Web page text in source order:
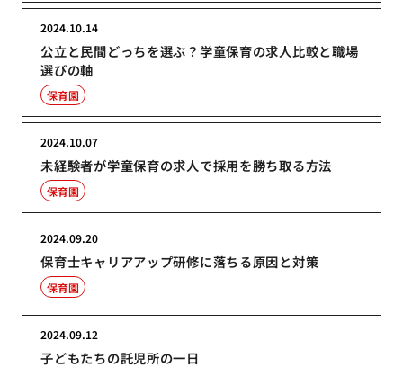
公立と民間どっちを選ぶ？学童保育の求人比較と職場
選びの軸
2024.10.14
保育園
未経験者が学童保育の求人で採用を勝ち取る方法
2024.10.07
保育園
保育士キャリアアップ研修に落ちる原因と対策
2024.09.20
保育園
子どもたちの託児所の一日
2024.09.12